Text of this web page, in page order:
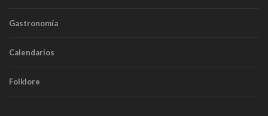
Gastronomía
Calendarios
Folklore